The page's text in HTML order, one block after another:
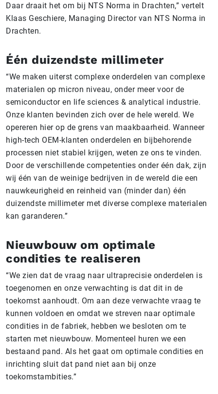
Daar draait het om bij NTS Norma in Drachten,” vertelt
Klaas Geschiere, Managing Director van NTS Norma in
Drachten.
Één duizendste millimeter
“We maken uiterst complexe onderdelen van complexe
materialen op micron niveau, onder meer voor de
semiconductor en life sciences & analytical industrie.
Onze klanten bevinden zich over de hele wereld. We
opereren hier op de grens van maakbaarheid. Wanneer
high-tech OEM-klanten onderdelen en bijbehorende
processen niet stabiel krijgen, weten ze ons te vinden.
Door de verschillende competenties onder één dak, zijn
wij één van de weinige bedrijven in de wereld die een
nauwkeurigheid en reinheid van (minder dan) één
duizendste millimeter met diverse complexe materialen
kan garanderen.”
Nieuwbouw om optimale
condities te realiseren
“We zien dat de vraag naar ultraprecisie onderdelen is
toegenomen en onze verwachting is dat dit in de
toekomst aanhoudt. Om aan deze verwachte vraag te
kunnen voldoen en omdat we streven naar optimale
condities in de fabriek, hebben we besloten om te
starten met nieuwbouw. Momenteel huren we een
bestaand pand. Als het gaat om optimale condities en
inrichting sluit dat pand niet aan bij onze
toekomstambities.”